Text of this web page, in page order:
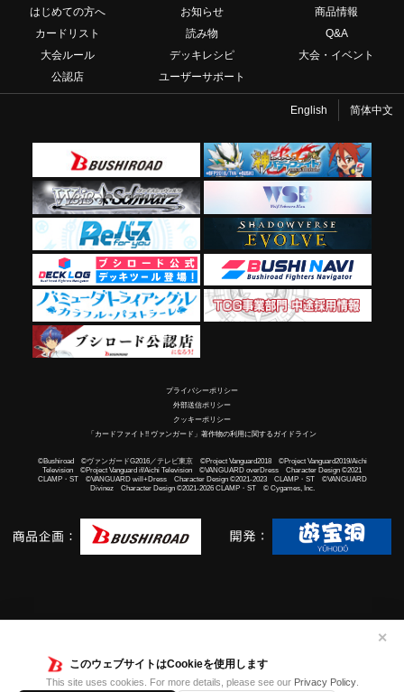
このウェブサイトはCookieを使用します
This site uses cookies. For more details, please see our Privacy Policy.
✕
はじめての方へ お知らせ
商品情報
カードリスト
読み物
Q&A
大会ルール
デッキレシピ
大会・イベント
公認店
ユーザーサポート
English 简体中文
プライバシーポリシー
外部送信ポリシー
クッキーポリシー
「カードファイト!! ヴァンガード」著作物の利用に関するガイドライン
©Bushiroad ©ヴァンガードG2016／テレビ東京 ©Project Vanguard2018 ©Project Vanguard2019/Aichi
Television ©Project Vanguard if/Aichi Television ©VANGUARD overDress Character Design ©2021
CLAMP・ST ©VANGUARD will+Dress Character Design ©2021-2023 CLAMP・ST ©VANGUARD
Divinez Character Design ©2021-2026 CLAMP・ST © Cygames, Inc.